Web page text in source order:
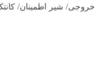
خروجی/ شیر اطمینان/